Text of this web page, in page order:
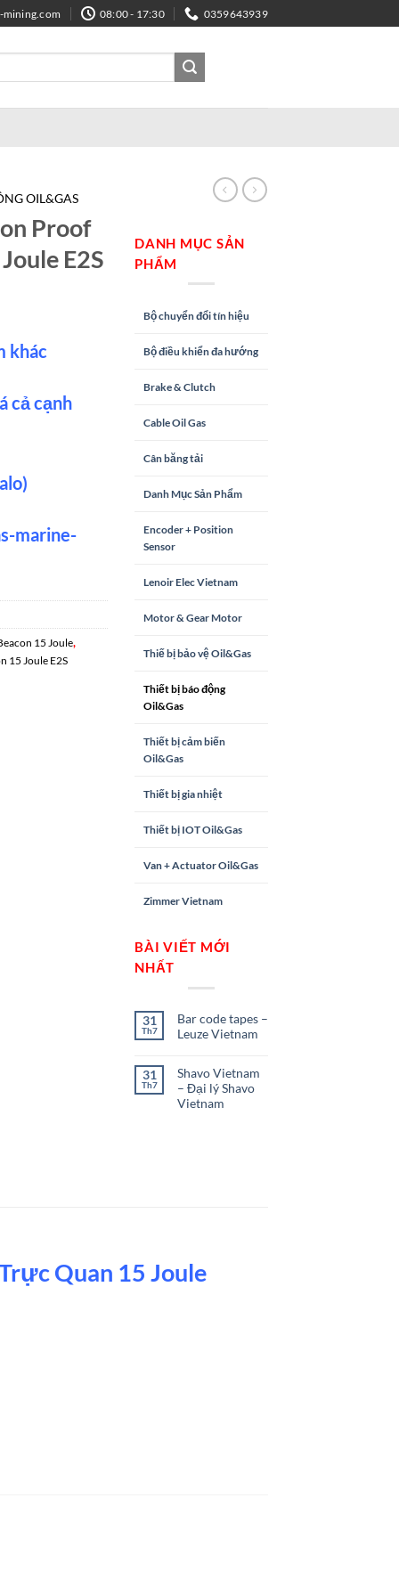
mining.com 08:00 - 17:30 0359643939
OIL&GAS
Proof
E2S
khác
cả cạnh
marine-
15 Joule,
15 Joule E2S
DANH MỤC SẢN
PHẨM
Bộ chuyển đổi tín hiệu
Bộ điều khiển đa hướng
Brake & Clutch
Cable Oil Gas
Cân băng tải
Danh Mục Sản Phẩm
Encoder + Position
Sensor
Lenoir Elec Vietnam
Motor & Gear Motor
Thiế bị bảo vệ Oil&Gas
Thiết bị báo động
Oil&Gas
Thiết bị cảm biến
Oil&Gas
Thiết bị gia nhiệt
Thiết bị IOT Oil&Gas
Van + Actuator Oil&Gas
Zimmer Vietnam
BÀI VIẾT MỚI
NHẤT
31
Th7
Bar code tapes –
Leuze Vietnam
31
Th7
Shavo Vietnam
– Đại lý Shavo
Vietnam
Quan 15 Joule